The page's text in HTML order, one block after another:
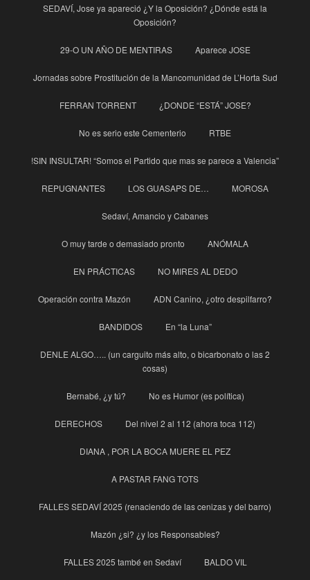
SEDAVÍ, Jose ya apareció ¿Y la Oposición? ¿Dónde está la
Oposición?
29-O UN AÑO DE MENTIRAS Aparece JOSE
Jornadas sobre Prostitución de la Mancomunidad de L’Horta Sud
FERRAN TORRENT ¿DONDE “ESTÁ” JOSE?
No es serio este Cementerio RTBE
!SIN INSULTAR! “Somos el Partido que mas se parece a Valencia”
REPUGNANTES LOS GUASAPS DE… MOROSA
Sedaví, Amancio y Cabanes
O muy tarde o demasiado pronto ANÓMALA
EN PRÁCTICAS NO MIRES AL DEDO
Operación contra Mazón ADN Canino, ¿otro despilfarro?
BANDIDOS En “la Luna”
DENLE ALGO….. (un carguito más alto, o bicarbonato o las 2
cosas)
Bernabé, ¿y tú? No es Humor (es política)
DERECHOS Del nivel 2 al 112 (ahora toca 112)
DIANA , POR LA BOCA MUERE EL PEZ
A PASTAR FANG TOTS
FALLES SEDAVÍ 2025 (renaciendo de las cenizas y del barro)
Mazón ¿si? ¿y los Responsables?
FALLES 2025 també en Sedaví BALDO VIL